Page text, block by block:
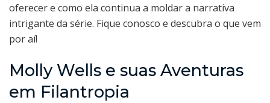
oferecer e como ela continua a moldar a narrativa
intrigante da série. Fique conosco e descubra o que vem
por aí!
Molly Wells e suas Aventuras
em Filantropia